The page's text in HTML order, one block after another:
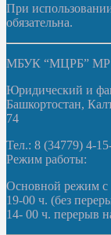
При
обязательна.
МБУК “МЦРБ” МР
Юридический и
Башкортостан,
74
Тел.: 8 (34779) 4-
Режим работы:
Основной режим с
19-00 ч. (без
14- 00 ч. перерыв